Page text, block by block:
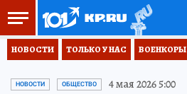
НОВОСТИ ТОЛЬКО У НАС ВОЕНКОРЫ
НОВОСТИ ОБЩЕСТВО 4 мая 2026 5:00